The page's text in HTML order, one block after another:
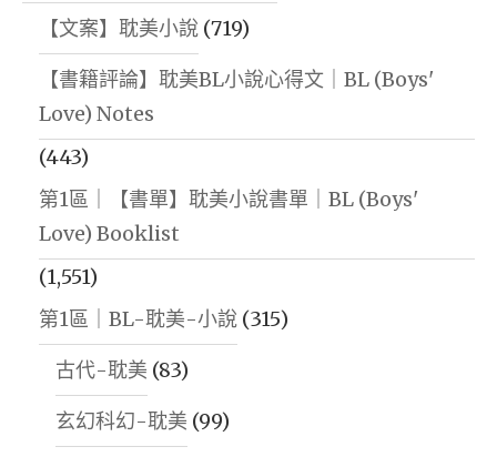
【文案】耽美小說 (719)
【書籍評論】耽美BL小說心得文｜BL (Boys'
Love) Notes
(443)
第1區｜【書單】耽美小說書單｜BL (Boys'
Love) Booklist
(1,551)
第1區｜BL-耽美-小說 (315)
古代-耽美 (83)
玄幻科幻-耽美 (99)